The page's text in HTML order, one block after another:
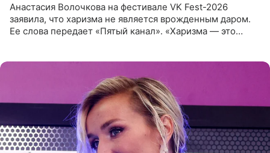
Анастасия Волочкова на фестивале VK Fest-2026
заявила, что харизма не является врожденным даром.
Ее слова передает «Пятый канал». «Харизма — это